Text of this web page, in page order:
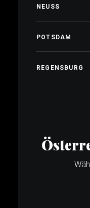
NEUSS
POTSDAM
REGENSBURG